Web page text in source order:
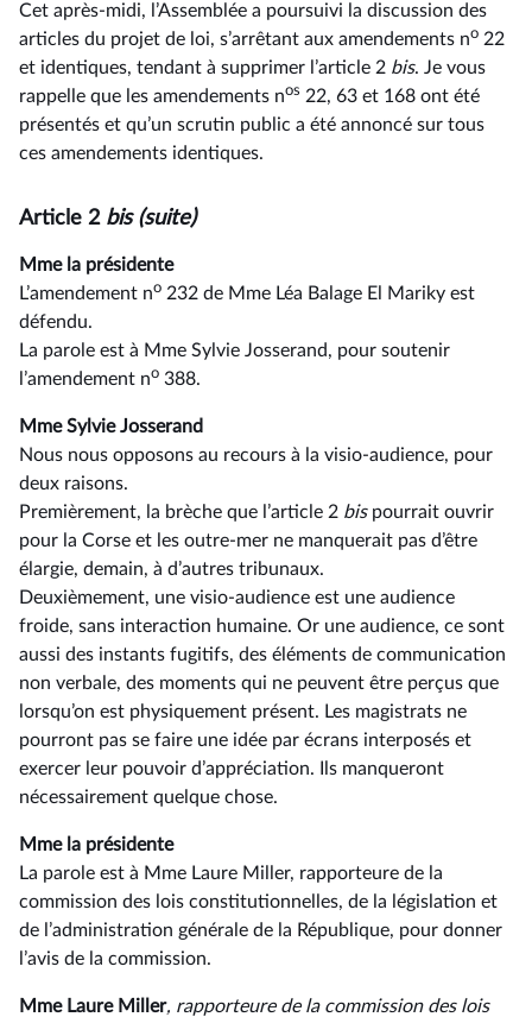
Cet après-midi, l’Assemblée a poursuivi la discussion des
articles du projet de loi, s’arrêtant aux amendements no 22
et identiques, tendant à supprimer l’article 2 bis. Je vous
rappelle que les amendements nos 22, 63 et 168 ont été
présentés et qu’un scrutin public a été annoncé sur tous
ces amendements identiques.
Article 2bis (suite)
Mme la présidente
L’amendement no 232 de Mme Léa Balage El Mariky est
défendu.
La parole est à Mme Sylvie Josserand, pour soutenir
l’amendement no 388.
Mme Sylvie Josserand
Nous nous opposons au recours à la visio-audience, pour
deux raisons.
Premièrement, la brèche que l’article 2 bispourrait ouvrir
pour la Corse et les outre-mer ne manquerait pas d’être
élargie, demain, à d’autres tribunaux.
Deuxièmement, une visio-audience est une audience
froide, sans interaction humaine. Or une audience, ce sont
aussi des instants fugitifs, des éléments de communication
non verbale, des moments qui ne peuvent être perçus que
lorsqu’on est physiquement présent. Les magistrats ne
pourront pas se faire une idée par écrans interposés et
exercer leur pouvoir d’appréciation. Ils manqueront
nécessairement quelque chose.
Mme la présidente
La parole est à Mme Laure Miller, rapporteure de la
commission des lois constitutionnelles, de la législation et
de l’administration générale de la République, pour donner
l’avis de la commission.
Mme Laure Miller, rapporteure de la commission des lois